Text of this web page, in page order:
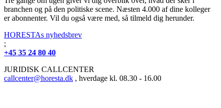
branchen og på den politiske scene. Næsten 4.000 af dine kolleger
er abonnenter. Vil du også være med, så tilmeld dig herunder.
HORESTAs nyhedsbrev
;
+45 35 24 80 40
JURIDISK CALLCENTER
callcenter@horesta.dk , hverdage kl. 08.30 - 16.00